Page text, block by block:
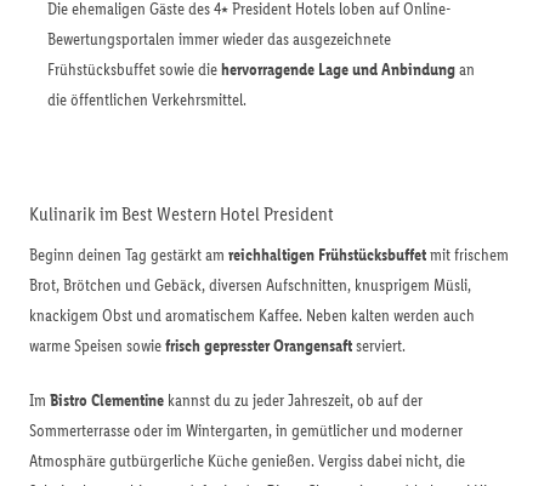
Die ehemaligen Gäste des 4⭑ President Hotels loben auf Online-
Bewertungsportalen immer wieder das ausgezeichnete
Frühstücksbuffet sowie diehervorragende Lage und Anbindungan
die öffentlichen Verkehrsmittel.
Kulinarik im Best Western Hotel President
Beginn deinen Tag gestärkt am reichhaltigen Frühstücksbuffetmit frischem
Brot, Brötchen und Gebäck, diversen Aufschnitten, knusprigem Müsli,
knackigem Obst und aromatischem Kaffee. Neben kalten werden auch
warme Speisen sowiefrisch gepresster Orangensaftserviert.
Im Bistro Clementine kannst du zu jeder Jahreszeit, ob auf der
Sommerterrasse oder im Wintergarten, in gemütlicher und moderner
Atmosphäre gutbürgerliche Küche genießen. Vergiss dabei nicht, die